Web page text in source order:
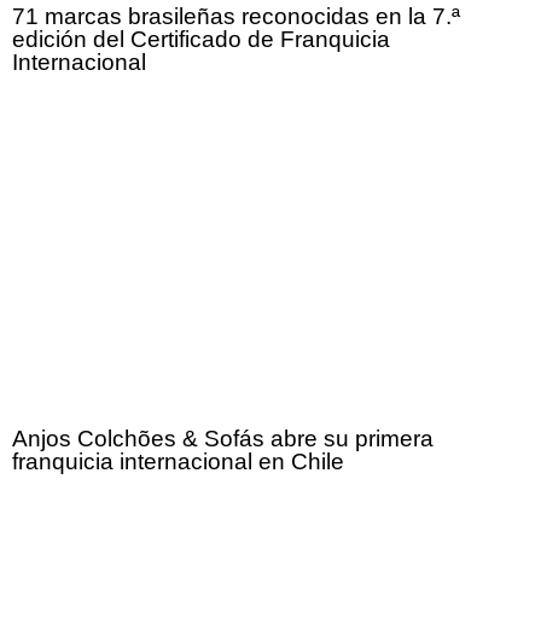
71 marcas brasileñas reconocidas en la 7.ª
edición del Certificado de Franquicia
Internacional
Anjos Colchões & Sofás abre su primera
franquicia internacional en Chile